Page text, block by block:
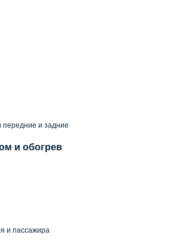
передние и задние
и обогрев
и пассажира